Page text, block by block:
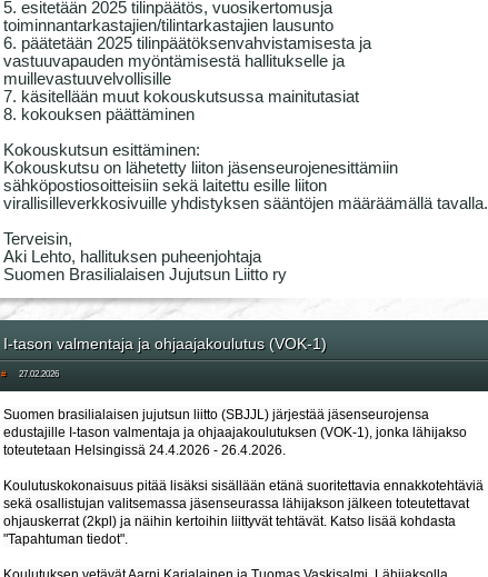
5. esitetään 2025 tilinpäätös, vuosikertomusja
toiminnantarkastajien/tilintarkastajien lausunto
6. päätetään 2025 tilinpäätöksenvahvistamisesta ja
vastuuvapauden myöntämisestä hallitukselle ja
muillevastuuvelvollisille
7. käsitellään muut kokouskutsussa mainitutasiat
8. kokouksen päättäminen
Kokouskutsun esittäminen:
Kokouskutsu on lähetetty liiton jäsenseurojenesittämiin
sähköpostiosoitteisiin sekä laitettu esille liiton
virallisilleverkkosivuille yhdistyksen sääntöjen määräämällä tavalla.
Terveisin,
Aki Lehto, hallituksen puheenjohtaja
Suomen Brasilialaisen Jujutsun Liitto ry
I-tason valmentaja ja ohjaajakoulutus (VOK-1)
# 27.02.2026
Suomen brasilialaisen jujutsun liitto (SBJJL) järjestää jäsenseurojensa
edustajille I-tason valmentaja ja ohjaajakoulutuksen (VOK-1), jonka lähijakso
toteutetaan Helsingissä 24.4.2026 - 26.4.2026.
Koulutuskokonaisuus pitää lisäksi sisällään etänä suoritettavia ennakkotehtäviä
sekä osallistujan valitsemassa jäsenseurassa lähijakson jälkeen toteutettavat
ohjauskerrat (2kpl) ja näihin kertoihin liittyvät tehtävät. Katso lisää kohdasta
"Tapahtuman tiedot".